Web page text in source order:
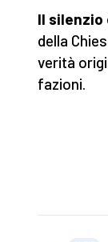
Il
della
verità
fazioni.